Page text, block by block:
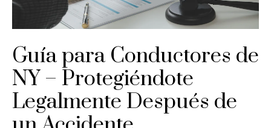
Guía para Conductores de
NY – Protegiéndote
Legalmente Después de